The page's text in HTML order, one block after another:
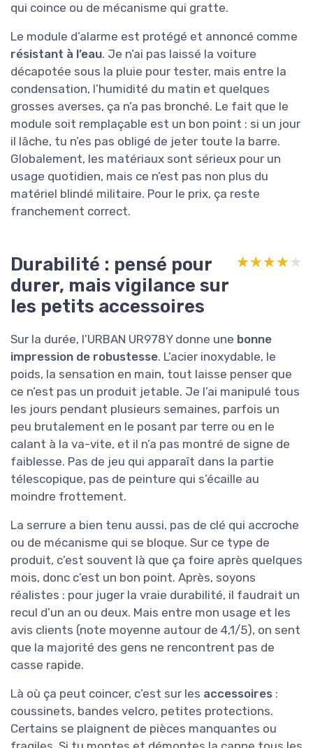
qui coince ou de mécanisme qui gratte.
Le module d’alarme est protégé et annoncé comme
résistant à l’eau. Je n’ai pas laissé la voiture
décapotée sous la pluie pour tester, mais entre la
condensation, l’humidité du matin et quelques
grosses averses, ça n’a pas bronché. Le fait que le
module soit remplaçable est un bon point : si un jour
il lâche, tu n’es pas obligé de jeter toute la barre.
Globalement, les matériaux sont sérieux pour un
usage quotidien, mais ce n’est pas non plus du
matériel blindé militaire. Pour le prix, ça reste
franchement correct.
Durabilité : pensé pour
durer, mais vigilance sur
les petits accessoires
★★★★★
★★★★★
Sur la durée, l’URBAN UR978Y donne une bonne
impression de robustesse. L’acier inoxydable, le
poids, la sensation en main, tout laisse penser que
ce n’est pas un produit jetable. Je l’ai manipulé tous
les jours pendant plusieurs semaines, parfois un
peu brutalement en le posant par terre ou en le
calant à la va-vite, et il n’a pas montré de signe de
faiblesse. Pas de jeu qui apparaît dans la partie
télescopique, pas de peinture qui s’écaille au
moindre frottement.
La serrure a bien tenu aussi, pas de clé qui accroche
ou de mécanisme qui se bloque. Sur ce type de
produit, c’est souvent là que ça foire après quelques
mois, donc c’est un bon point. Après, soyons
réalistes : pour juger la vraie durabilité, il faudrait un
recul d’un an ou deux. Mais entre mon usage et les
avis clients (note moyenne autour de 4,1/5), on sent
que la majorité des gens ne rencontrent pas de
casse rapide.
Là où ça peut coincer, c’est sur les accessoires :
coussinets, bandes velcro, petites protections.
Certains se plaignent de pièces manquantes ou